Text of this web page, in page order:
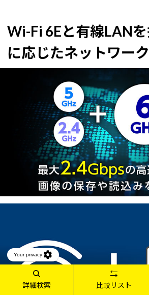
Wi-Fi 6Eと有線LAN
に応じたネットワー
詳細検索 比較リスト